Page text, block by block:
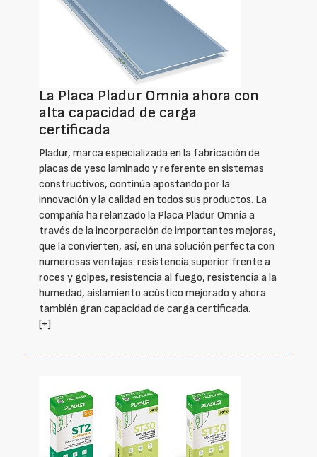
La Placa Pladur Omnia ahora con
alta capacidad de carga
certificada
Pladur, marca especializada en la fabricación de
placas de yeso laminado y referente en sistemas
constructivos, continúa apostando por la
innovación y la calidad en todos sus productos. La
compañía ha relanzado la Placa Pladur Omnia a
través de la incorporación de importantes mejoras,
que la convierten, así, en una solución perfecta con
numerosas ventajas: resistencia superior frente a
roces y golpes, resistencia al fuego, resistencia a la
humedad, aislamiento acústico mejorado y ahora
también gran capacidad de carga certificada.
[+]